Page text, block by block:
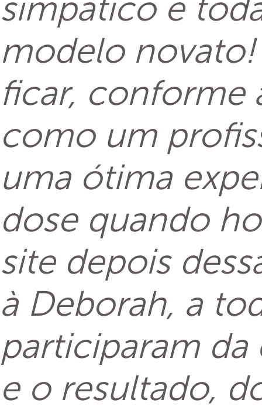
simpático e
modelo
ficar, conforme
como um
uma ótima
dose quando
site depois
à Deborah, a
participaram
e o resultado,